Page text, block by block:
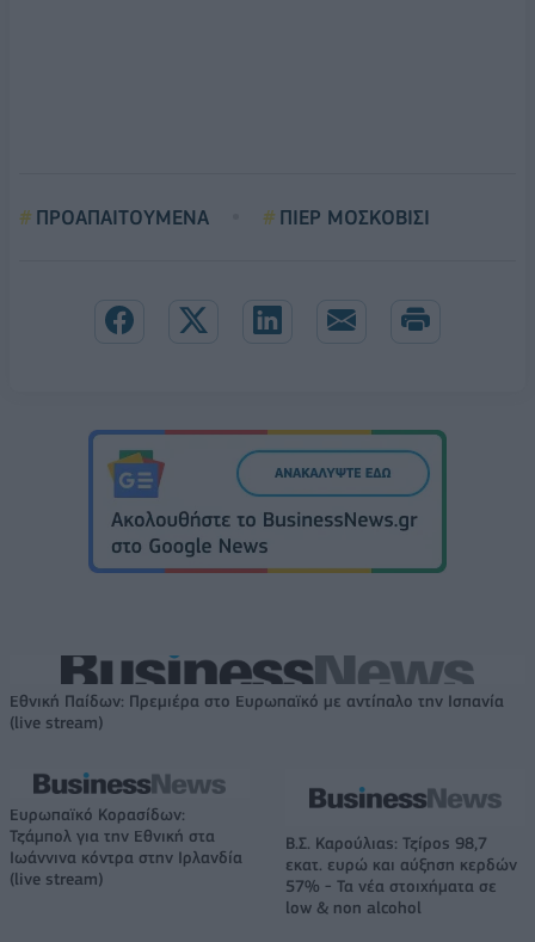
ΠΡΟΑΠΑΙΤΟΥΜΕΝΑ ΠΙΕΡ ΜΟΣΚΟΒΙΣΙ
Εθνική Παίδων: Πρεμιέρα στο Ευρωπαϊκό με αντίπαλο την Ισπανία
(live stream)
Ευρωπαϊκό Κορασίδων:
Τζάμπολ για την Εθνική στα
Ιωάννινα κόντρα στην Ιρλανδία
(live stream)
Β.Σ. Καρούλιας: Τζίρος 98,7
εκατ. ευρώ και αύξηση κερδών
57% - Τα νέα στοιχήματα σε
low & non alcohol